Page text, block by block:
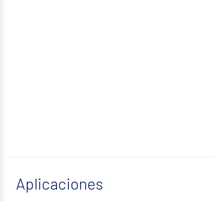
Aplicaciones